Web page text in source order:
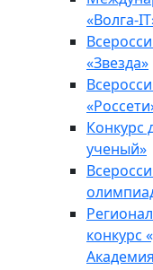
«Волга-
«Звезда»
Конкурс
ученый»
конкурс